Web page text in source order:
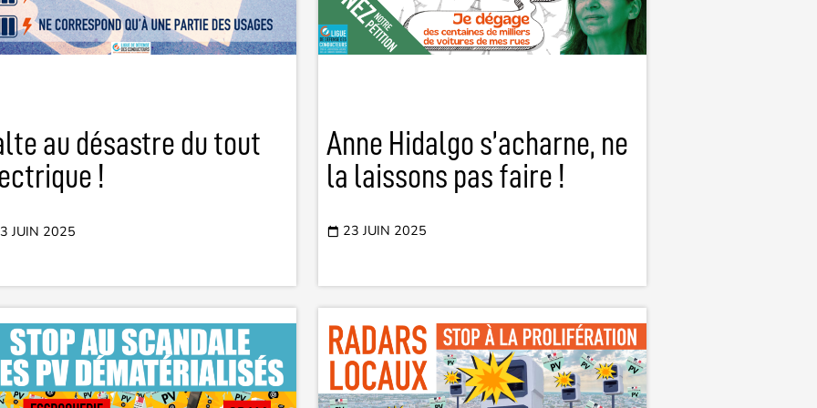
au désastre du tout
!
JUIN 2025
Anne Hidalgo s’acharne, ne
la laissons pas faire !
23 JUIN 2025